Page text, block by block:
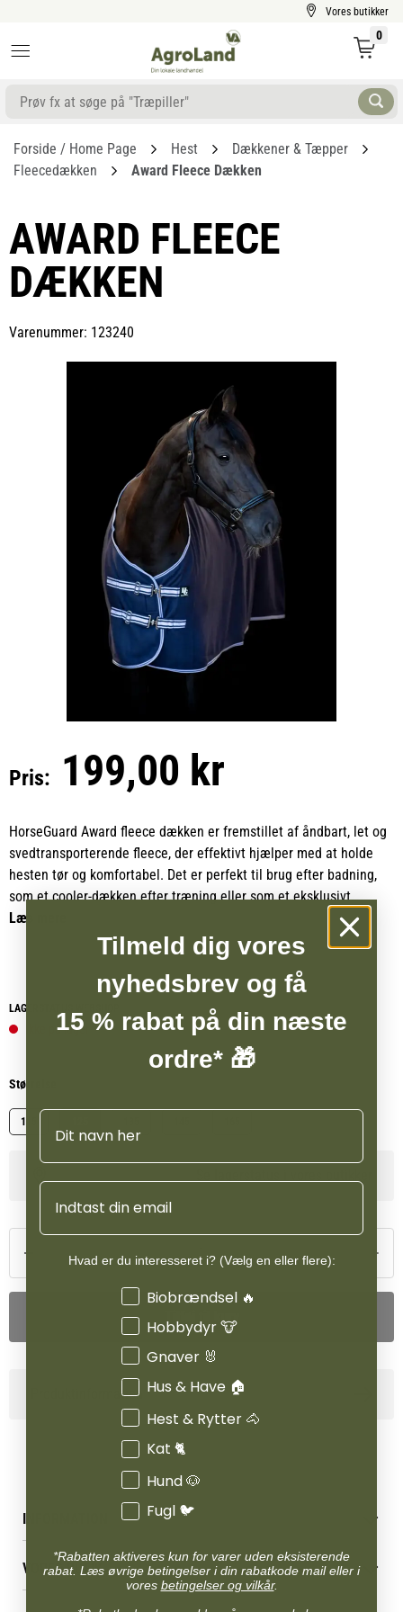
Vores butikker
0
Forside / Home Page Hest
Dækkener & Tæpper
Fleecedækken
Award Fleece Dækken
AWARD FLEECE
DÆKKEN
Varenummer: 123240
Pris: 199,00 kr
HorseGuard Award fleece dækken er fremstillet af åndbart, let og
svedtransporterende fleece, der effektivt hjælper med at holde
hesten tør og komfortabel. Det er perfekt til brug efter badning,
som et cooler-dækken efter træning eller som et eksklusivt
præmiedækken til stævner.
Dækkenet har justerbare frontlukninger med dobbelt spænde for
optimal pasform og sikkerhed. Gjordstropperne er dekoreret med
stilfulde hvide striber, der giver et elegant udtryk, mens det
klassiske HorseGuard gummi-badge fuldender det eksklusive
Læs mere
LAGERSTATUS WEBSHOP
Ikke på lager
Størrelse
115
Tilføj til kurv
Produktinformation
INFORMATION
Betingelser & vilkår
Reklamations- & fortrydelsesret
Levering & afhentning
VORES BUTIK
Tilmeld dig vores
nyhedsbrev og få
15 % rabat på din næste
ordre* 🎁
Navn
Email
Hvad er du interesseret i? (Vælg en eller flere):
Interesser
Biobrændsel 🔥
Hobbydyr 🐮
Gnaver 🐰
Hus & Have 🏠
Hest & Rytter 🐴
Kat 🐈
Hund 🐶
Fugl 🐦
*Rabatten aktiveres kun for varer uden eksisterende
rabat. Læs øvrige betingelser i din rabatkode mail eller i
vores betingelser og vilkår.